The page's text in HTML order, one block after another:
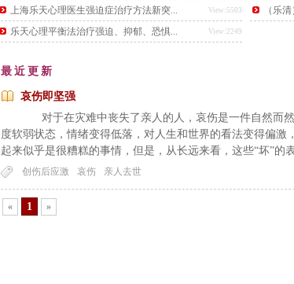
...
View:5503
上海乐天心理医生强迫症治疗方法新突... （乐
View:2249
乐天心理平衡法治疗强迫、抑郁、恐惧...
最近更新
哀伤即坚强
对于在灾难中丧失了亲人的人，哀伤是一件自然而然
度软弱状态，情绪变得低落，对人生和世界的看法变得偏
起来似乎是很糟糕的事情，但是，从长远来看，这些“坏”的
创伤后应激 哀伤 亲人去世
« 1 »